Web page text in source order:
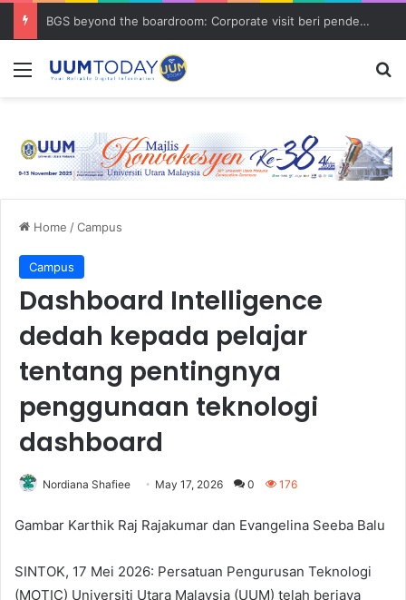
BGS beyond the boardroom: Corporate visit beri pendedahan dunia korporat kepada PELAJAR UUM
Menu
Home /Campus
Campus
Dashboard Intelligence
dedah kepada pelajar
tentang pentingnya
penggunaan teknologi
dashboard
Nordiana Shafiee May 17, 2026 0 176
Gambar Karthik Raj Rajakumar dan Evangelina Seeba Balu
SINTOK, 17 Mei 2026: Persatuan Pengurusan Teknologi
(MOTIC) Universiti Utara Malaysia (UUM) telah berjaya